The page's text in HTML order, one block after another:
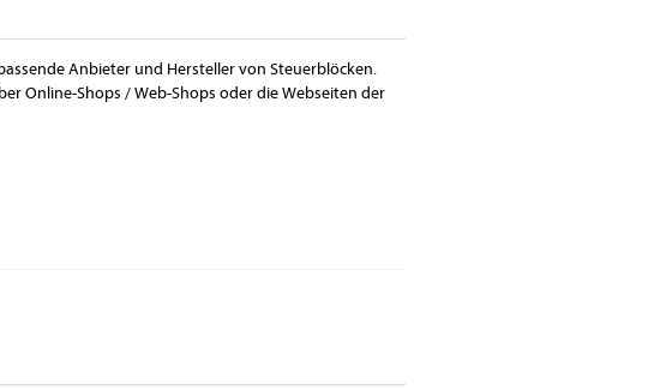
Anbieter und Hersteller von Steuerblöcken.
Online-Shops / Web-Shops oder die Webseiten der